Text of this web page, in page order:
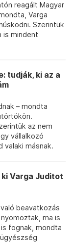
reagált Magyar
Varga
Szerintük
is mindent
tudják, ki az a
– mondta
az nem
vállalkozó
valaki másnak.
Varga Juditot
beavatkozás
ma is
fognak, mondta